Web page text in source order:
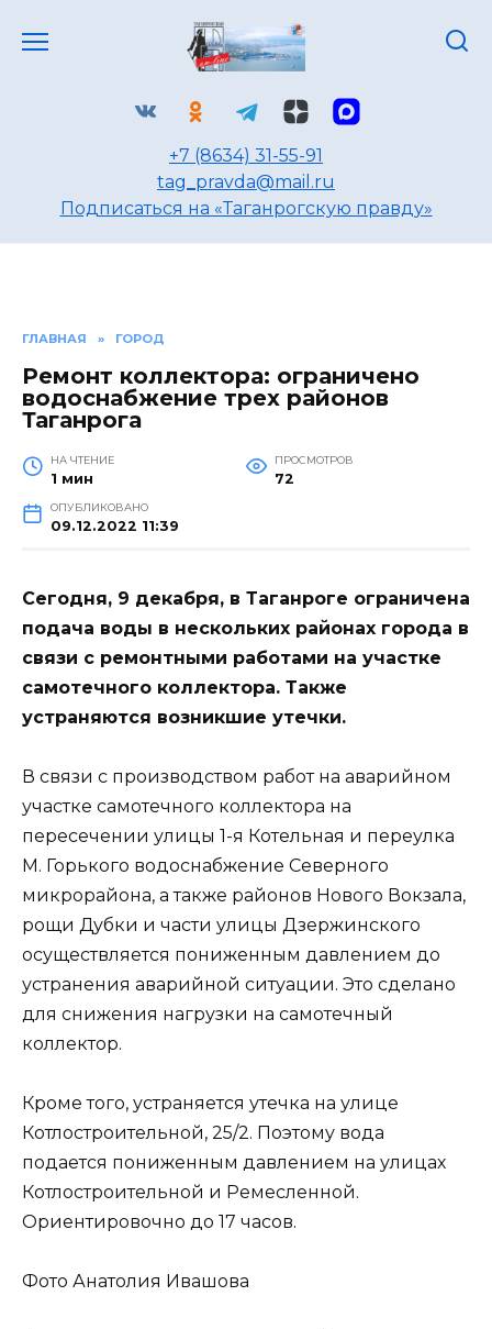
+7 (8634) 31-55-91
tag_pravda@mail.ru
Подписаться на «Таганрогскую правду»
ГЛАВНАЯ » ГОРОД
Ремонт коллектора: ограничено
водоснабжение трех районов
Таганрога
НА ЧТЕНИЕ
1 мин
ПРОСМОТРОВ
72
ОПУБЛИКОВАНО
09.12.2022 11:39
Сегодня, 9 декабря, в Таганроге ограничена
подача воды в нескольких районах города в
связи с ремонтными работами на участке
самотечного коллектора. Также
устраняются возникшие утечки.
В связи с производством работ на аварийном
участке самотечного коллектора на
пересечении улицы 1-я Котельная и переулка
М. Горького водоснабжение Северного
микрорайона, а также районов Нового Вокзала,
рощи Дубки и части улицы Дзержинского
осуществляется пониженным давлением до
устранения аварийной ситуации. Это сделано
для снижения нагрузки на самотечный
коллектор.
Кроме того, устраняется утечка на улице
Котлостроительной, 25/2. Поэтому вода
подается пониженным давлением на улицах
Котлостроительной и Ремесленной.
Ориентировочно до 17 часов.
Фото Анатолия Ивашова